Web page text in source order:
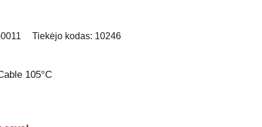
Tiekėjo kodas: 10246
105°C